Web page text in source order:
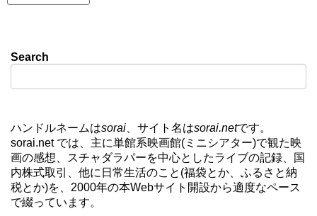
Search
ハンドルネームはsorai 、サイト名はsorai.netです。
sorai.net では、主に単館系映画館(ミニシアター)で観た映
画の感想、スチャダラパーを中心としたライブの記録、国
内株式取引、他に日常生活のこと(福袋とか、ふるさと納
税とか)を、2000年の本Webサイト開設から適度なペース
で綴っています。